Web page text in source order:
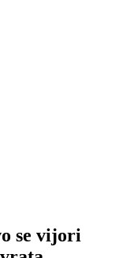
se vijori